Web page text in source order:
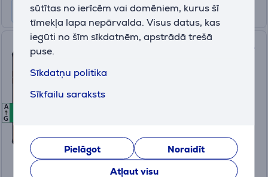
sūtītas no ierīcēm vai domēniem, kurus šī
tīmekļa lapa nepārvalda. Visus datus, kas
iegūti no šīm sīkdatnēm, apstrādā trešā
puse.
Sīkdatņu politika
Sīkfailu saraksts
Pielāgot
Noraidīt
Atļaut visu
A
G
HAMMER Energy X2 5G, 8GB,
Cena:
349
10 mēneši 37 €